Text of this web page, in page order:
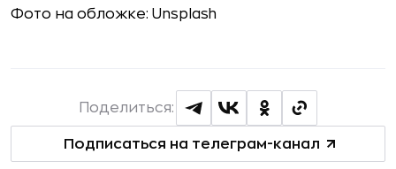
Фото на обложке: Unsplash
Подписаться на телеграм-канал
Поделиться: